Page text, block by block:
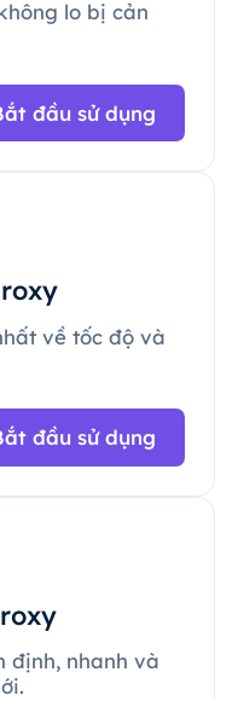
lo bị cản
đầu sử dụng
về tốc độ và
đầu sử dụng
định, nhanh và